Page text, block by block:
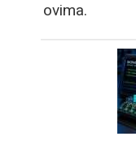
ovima.